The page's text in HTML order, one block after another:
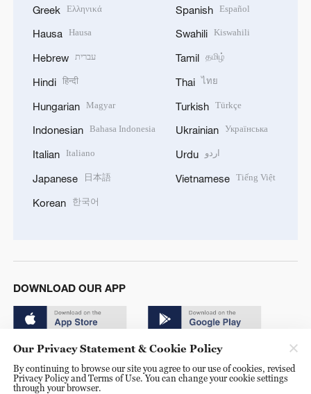
Greek Ελληνικά
Hausa Hausa
Hebrew עברית
Hindi हिन्दी
Hungarian Magyar
Indonesian Bahasa Indonesia
Italian Italiano
Japanese 日本語
Korean 한국어
Spanish Español
Swahili Kiswahili
Tamil தமிழ்
Thai ไทย
Turkish Türkçe
Ukrainian Українська
Urdu اردو
Vietnamese Tiếng Việt
DOWNLOAD OUR APP
© China Radio International.CRI. All Rights Reserved. 16A
Our Privacy Statement & Cookie Policy
By continuing to browse our site you agree to our use of cookies, revised
Privacy Policy and Terms of Use. You can change your cookie settings
through your browser.